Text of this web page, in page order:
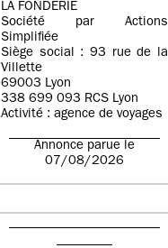
LA FONDERIE
Société par Actions
Simplifiée
Siège social : 93 rue de la
Villette
69003 Lyon
338 699 093 RCS Lyon
Activité : agence de voyages
Annonce parue le
07/08/2026